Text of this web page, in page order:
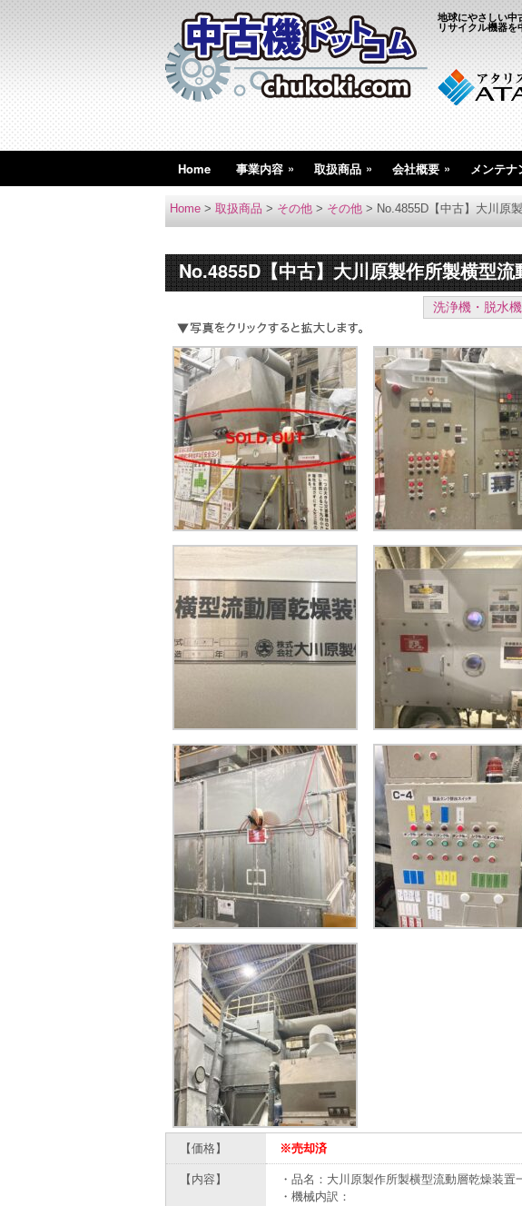
地球にやさしい中
リサイクル機器を
Home 事業内容 » 取扱商品 » 会社概要 » メンテナ
Home > 取扱商品 > その他 > その他 > No.4855D【中古】大川原
No.4855D【中古】大川原製作所製横型
洗浄機・脱水機
【価格】 ※売却済
【内容】
・品名：大川原製作所製横型流動層乾燥装置
・機械内訳：